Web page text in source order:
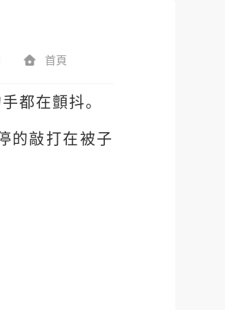
首頁
都在顫抖。
的敲打在被子